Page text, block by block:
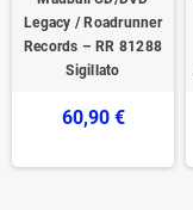
Legacy / Roadrunner
Records – RR 81288
Sigillato
60,90 €